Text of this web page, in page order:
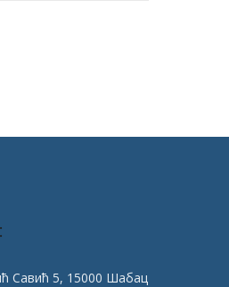
Савић 5, 15000 Шабац